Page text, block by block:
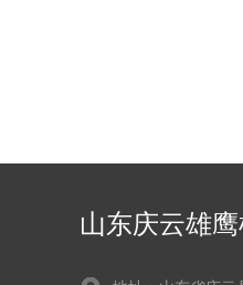
山东庆云雄